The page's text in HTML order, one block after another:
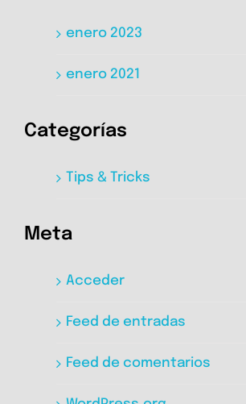
enero 2023
enero 2021
Categorías
Tips & Tricks
Meta
Acceder
Feed de entradas
Feed de comentarios